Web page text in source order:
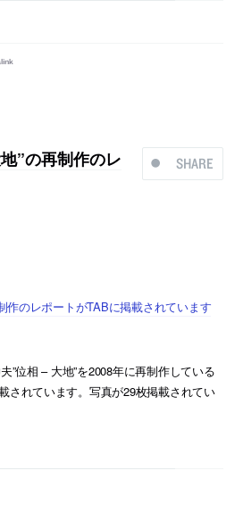
SHARE
”の再制作のレ
作のレポートがTABに掲載されています
”位相 – 大地”を2008年に再制作している
されています。写真が29枚掲載されてい